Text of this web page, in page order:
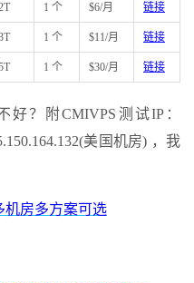
1 个 $6/月 链接
1 个 $11/月 链接
1 个 $30/月 链接
好？附CMIVPS测试IP：
美国机房) ，我
机房多方案可选